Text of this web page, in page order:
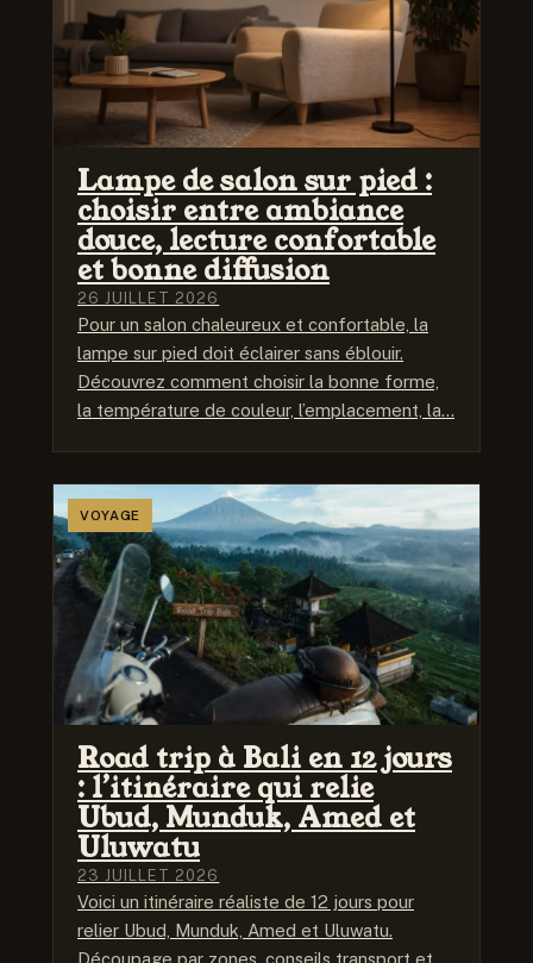
Lampe de salon sur pied :
choisir entre ambiance
douce, lecture confortable
et bonne diffusion
26 JUILLET 2026
Pour un salon chaleureux et confortable, la
lampe sur pied doit éclairer sans éblouir.
Découvrez comment choisir la bonne forme,
la température de couleur, l’emplacement, la…
VOYAGE
Road trip à Bali en 12 jours
: l’itinéraire qui relie
Ubud, Munduk, Amed et
Uluwatu
23 JUILLET 2026
Voici un itinéraire réaliste de 12 jours pour
relier Ubud, Munduk, Amed et Uluwatu.
Découpage par zones, conseils transport et